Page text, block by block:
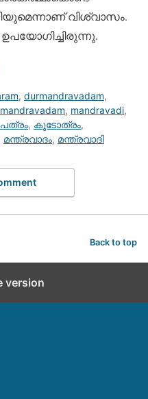
വിശ്വാസം.
, durmandravadam,
mandravadam, mandravadi,
, കൂടോത്രം,
മന്ത്രവാദം, മന്ത്രവാദി
Back to top
version